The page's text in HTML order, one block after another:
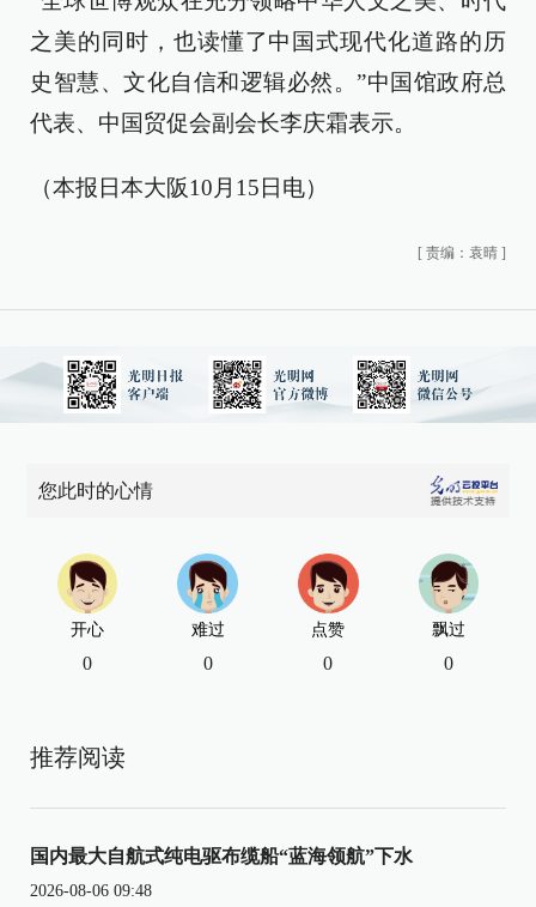
之美的同时，也读懂了中国式现代化道路的历
史智慧、文化自信和逻辑必然。”中国馆政府总
代表、中国贸促会副会长李庆霜表示。
（本报日本大阪10月15日电）
[ 责编：袁晴 ]
您此时的心情
开心
0
难过
0
点赞
0
飘过
0
推荐阅读
国内最大自航式纯电驱布缆船“蓝海领航”下水
2026-08-06 09:48